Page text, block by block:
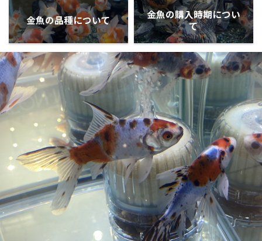
金魚の品種について
金魚の購入時期につい
て